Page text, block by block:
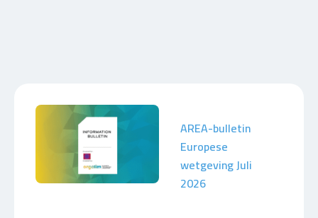
AREA-bulletin
Europese
wetgeving Juli
2026